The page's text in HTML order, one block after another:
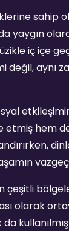
sahip
yaygın
iç içe
değil, aynı
etmiş hem
çeşitli
olarak